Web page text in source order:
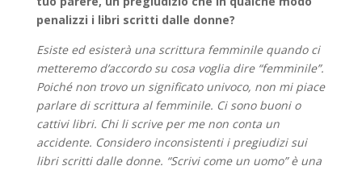
penalizzi i libri scritti dalle donne?
Esiste ed esisterà una scrittura femminile quando ci
metteremo d’accordo su cosa voglia dire “femminile”.
Poiché non trovo un significato univoco, non mi piace
parlare di scrittura al femminile. Ci sono buoni o
cattivi libri. Chi li scrive per me non conta un
accidente. Considero inconsistenti i pregiudizi sui
libri scritti dalle donne. “Scrivi come un uomo” è una